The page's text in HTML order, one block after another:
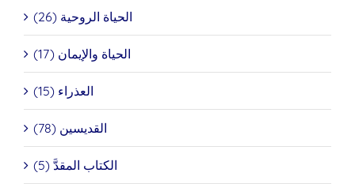
الحياة الروحية (26)
الحياة والإيمان (17)
العذراء (15)
القديسين (78)
الكتاب المقدَّ (5)